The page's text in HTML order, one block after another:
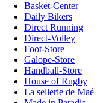
Basket-Center
Daily Bikers
Direct Running
Direct-Volley
Foot-Store
Galope-Store
Handball-Store
House of Rugby
La sellerie de Maé